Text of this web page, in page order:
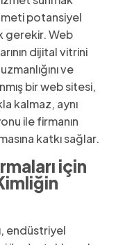
potansiyel
gerekir. Web
dijital vitrini
ve
bir web sitesi,
kalmaz, aynı
ile firmanın
katkı sağlar.
için
endüstriyel